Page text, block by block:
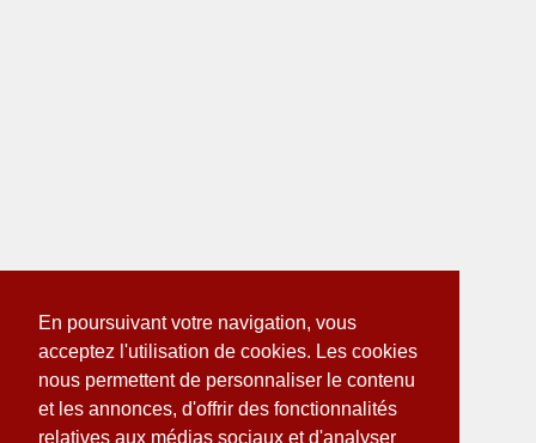
En poursuivant votre navigation, vous
acceptez l'utilisation de cookies. Les cookies
nous permettent de personnaliser le contenu
et les annonces, d'offrir des fonctionnalités
relatives aux médias sociaux et d'analyser